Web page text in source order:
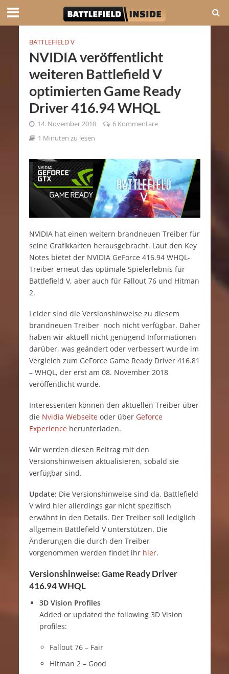
BATTLEFIELD V
NVIDIA veröffentlicht
weiteren Battlefield V
optimierten Game Ready
Driver 416.94 WHQL
14. November 2018
6 Kommentare
1 Minuten zu lesen
NVIDIA hat einen weitern brandneuen Treiber für
seine Grafikkarten herausgebracht. Laut den Key
Notes bietet der NVIDIA GeForce 416.94 WHQL-
Treiber erneut das optimale Spielerlebnis für
Battlefield V, aber auch für Fallout 76 und Hitman
2.
Leider sind die Versionshinweise zu diesem
brandneuen Treiber noch nicht verfügbar. Daher
haben wir aktuell nicht genügend Informationen
darüber, was geändert oder verbessert wurde im
Vergleich zum GeForce Game Ready Driver 416.81
– WHQL, der erst am 08. November 2018
veröffentlicht wurde.
Interessenten können den aktuellen Treiber über
die Nvidia Webseiteoder über Geforce
Experienceherunterladen.
Wir werden diesen Beitrag mit den
Versionshinweisen aktualisieren, sobald sie
verfügbar sind.
Update: Die Versionshinweise sind da. Battlefield
V wird hier allerdings gar nicht spezifisch
erwähnt in den Details. Der Treiber soll lediglich
allgemein Battlefield V unterstützen. Die
Änderungen die durch den Treiber
vorgenommen werden findet ihr hier.
Versionshinweise: Game Ready Driver
416.94 WHQL
3D Vision Profiles
Added or updated the following 3D Vision
profiles:
Fallout 76 – Fair
Hitman 2 – Good